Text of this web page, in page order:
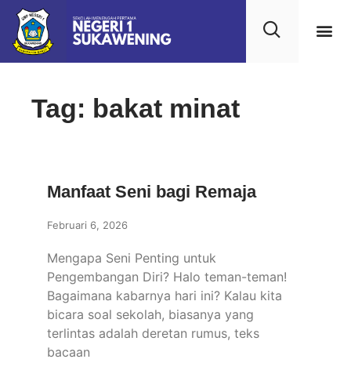
Tag: bakat minat
Manfaat Seni bagi Remaja
Februari 6, 2026
Mengapa Seni Penting untuk
Pengembangan Diri? Halo teman-teman!
Bagaimana kabarnya hari ini? Kalau kita
bicara soal sekolah, biasanya yang
terlintas adalah deretan rumus, teks
bacaan